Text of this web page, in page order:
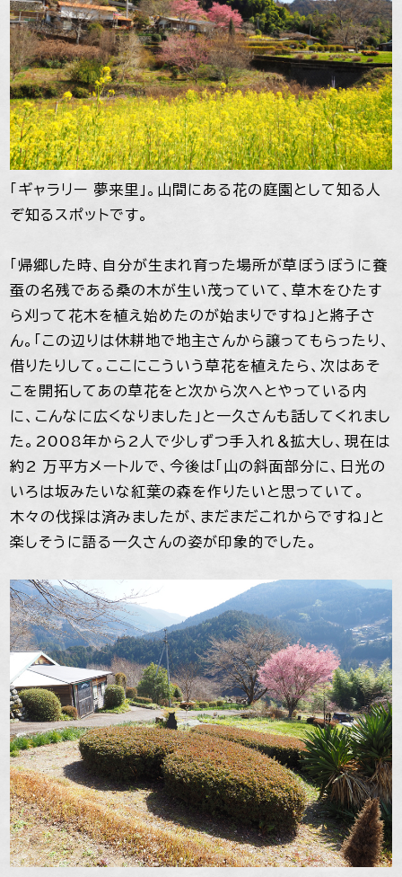
「ギャラリー 夢来里」。山間にある花の庭園として知る人
ぞ知るスポットです。
「帰郷した時、自分が生まれ育った場所が草ぼうぼうに養
蚕の名残である桑の木が生い茂っていて、草木をひたす
ら刈って花木を植え始めたのが始まりですね」と將子さ
ん。「この辺りは休耕地で地主さんから譲ってもらったり、
借りたりして。ここにこういう草花を植えたら、次はあそ
こを開拓してあの草花をと次から次へとやっている内
に、こんなに広くなりました」と一久さんも話してくれまし
た。2008年から2人で少しずつ手入れ＆拡大し、現在は
約2 万平方メートルで、今後は「山の斜面部分に、日光の
いろは坂みたいな紅葉の森を作りたいと思っていて。
木々の伐採は済みましたが、まだまだこれからですね」と
楽しそうに語る一久さんの姿が印象的でした。